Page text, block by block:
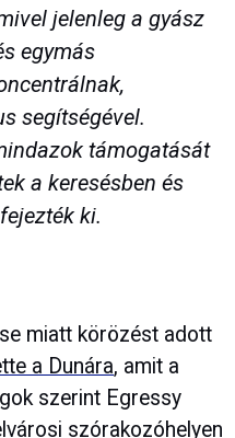
jelenleg a gyász
egymás
segítségével.
támogatását
a keresésben és
ki.
miatt körözést adott
a Dunára, amit a
szerint Egressy
szórakozóhelyen